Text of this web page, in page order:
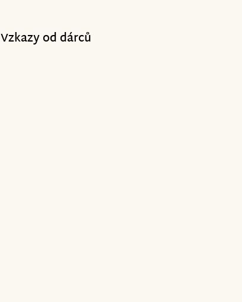
Vzkazy od dárců